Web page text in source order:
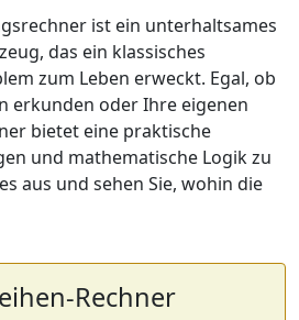
ist ein unterhaltsames
das ein klassisches
zum Leben erweckt. Egal, ob
erkunden oder Ihre eigenen
bietet eine praktische
und mathematische Logik zu
aus und sehen Sie, wohin die
Rechner